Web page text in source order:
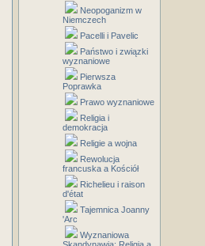
Neopoganizm w
Niemczech
Pacelli i Pavelic
Państwo i związki
wyznaniowe
Pierwsza
Poprawka
Prawo wyznaniowe
Religia i
demokracja
Religie a wojna
Rewolucja
francuska a Kościół
Richelieu i raison
d'état
Tajemnica Joanny
'Arc
Wyznaniowa